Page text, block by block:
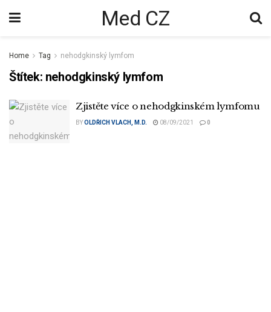
Med CZ
Home Tag nehodgkinský lymfom
Štítek: nehodgkinský lymfom
Zjistěte více o nehodgkinském lymfomu
BYOLDŘICH VLACH, M.D. 08/09/2021 0